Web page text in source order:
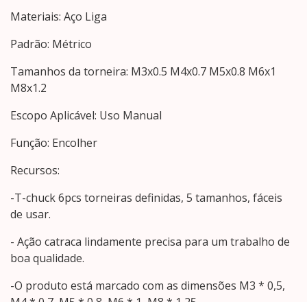
Materiais: Aço Liga
Padrão: Métrico
Tamanhos da torneira: M3x0.5 M4x0.7 M5x0.8 M6x1
M8x1.2
Escopo Aplicável: Uso Manual
Função: Encolher
Recursos:
-T-chuck 6pcs torneiras definidas, 5 tamanhos, fáceis
de usar.
- Ação catraca lindamente precisa para um trabalho de
boa qualidade.
-O produto está marcado com as dimensões M3 * 0,5,